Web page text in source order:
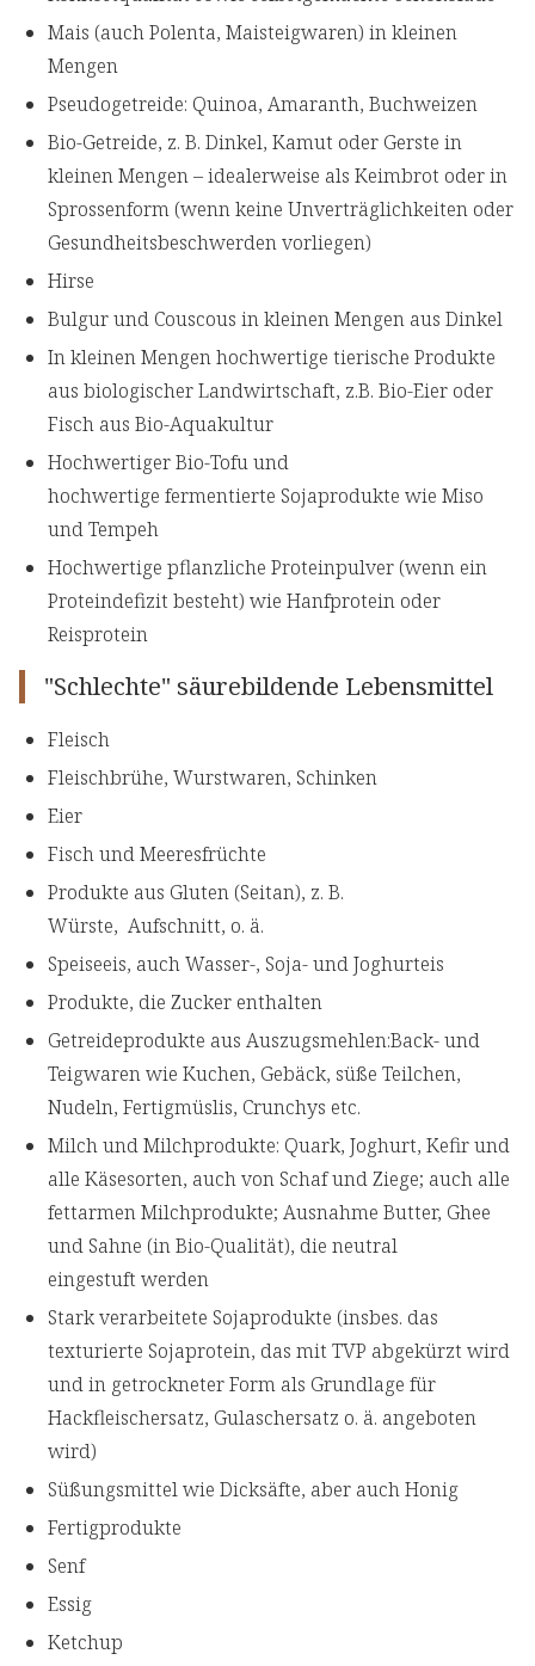
Mais (auch Polenta, Maisteigwaren) in kleinen
Mengen
Pseudogetreide: Quinoa, Amaranth, Buchweizen
Bio-Getreide, z. B. Dinkel, Kamut oder Gerste in
kleinen Mengen – idealerweise als Keimbrot oder in
Sprossenform (wenn keine Unverträglichkeiten oder
Gesundheitsbeschwerden vorliegen)
Hirse
Bulgur und Couscous in kleinen Mengen aus Dinkel
In kleinen Mengen hochwertige tierische Produkte
aus biologischer Landwirtschaft, z.B. Bio-Eier oder
Fisch aus Bio-Aquakultur
Hochwertiger Bio-Tofu und
hochwertige fermentierte Sojaprodukte wie Miso
und Tempeh
Hochwertige pflanzliche Proteinpulver (wenn ein
Proteindefizit besteht) wie Hanfprotein oder
Reisprotein
"Schlechte" säurebildende Lebensmittel
Fleisch
Fleischbrühe, Wurstwaren, Schinken
Eier
Fisch und Meeresfrüchte
Produkte aus Gluten (Seitan), z. B.
Würste, Aufschnitt, o. ä.
Speiseeis, auch Wasser-, Soja- und Joghurteis
Produkte, die Zucker enthalten
Getreideprodukte aus Auszugsmehlen:Back- und
Teigwaren wie Kuchen, Gebäck, süße Teilchen,
Nudeln, Fertigmüslis, Crunchys etc.
Milch und Milchprodukte: Quark, Joghurt, Kefir und
alle Käsesorten, auch von Schaf und Ziege; auch alle
fettarmen Milchprodukte; Ausnahme Butter, Ghee
und Sahne (in Bio-Qualität), die neutral
eingestuft werden
Stark verarbeitete Sojaprodukte (insbes. das
texturierte Sojaprotein, das mit TVP abgekürzt wird
und in getrockneter Form als Grundlage für
Hackfleischersatz, Gulaschersatz o. ä. angeboten
wird)
Süßungsmittel wie Dicksäfte, aber auch Honig
Fertigprodukte
Senf
Essig
Ketchup